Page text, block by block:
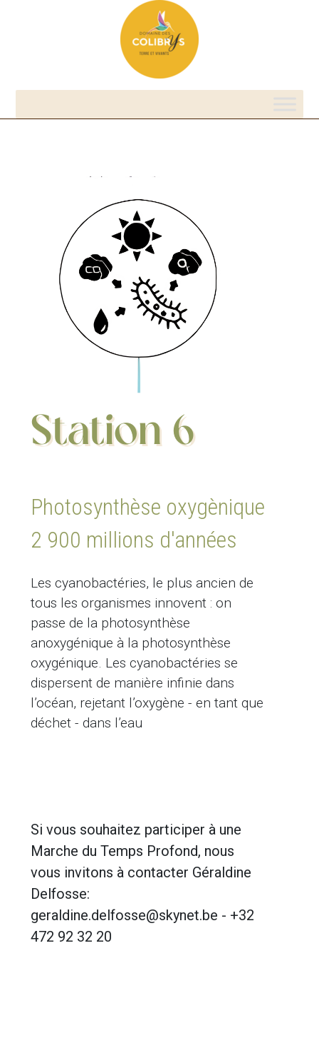
Station 6
Photosynthèse oxygènique
2 900 millions d'années
Les cyanobactéries, le plus ancien de
tous les organismes innovent : on
passe de la photosynthèse
anoxygénique à la photosynthèse
oxygénique. Les cyanobactéries se
dispersent de manière infinie dans
l’océan, rejetant l’oxygène - en tant que
déchet - dans l’eau
Si vous souhaitez participer à une
Marche du Temps Profond, nous
vous invitons à contacter Géraldine
Delfosse:
geraldine.delfosse@skynet.be - +32
472 92 32 20